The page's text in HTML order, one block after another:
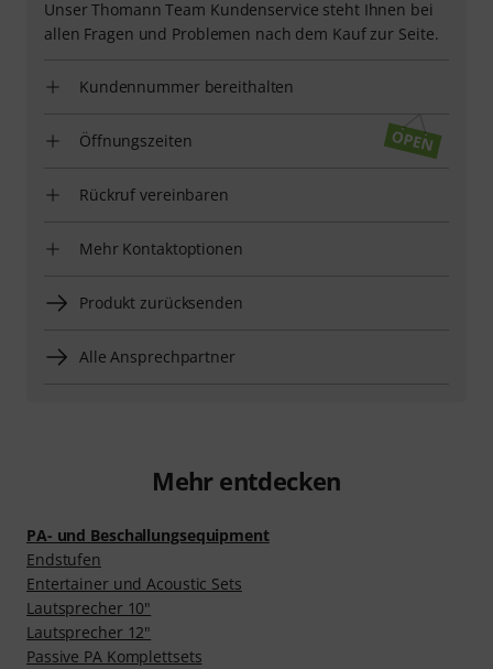
Unser Thomann Team Kundenservice steht Ihnen bei
allen Fragen und Problemen nach dem Kauf zur Seite.
Kundennummer bereithalten
Öffnungszeiten
Rückruf vereinbaren
Mehr Kontaktoptionen
Produkt zurücksenden
Alle Ansprechpartner
Mehr entdecken
PA- und Beschallungsequipment
Endstufen
Entertainer und Acoustic Sets
Lautsprecher 10"
Lautsprecher 12"
Passive PA Komplettsets